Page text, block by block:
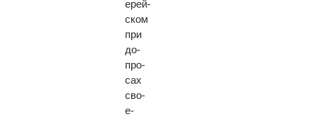
ерей­
ском
при
до­
про­
сах
сво­
е­